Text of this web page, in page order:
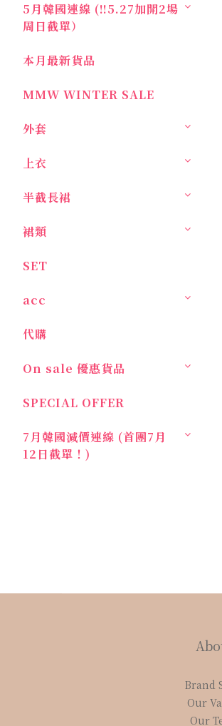
5月韓國連線 (‼️5.27加開2場
周日截單）
本月最新貨品
MMW WINTER SALE
外套
上衣
半截長裙
裙類
SET
acc
代購
On sale 優惠貨品
SPECIAL OFFER
7月韓國減價連線 (首團7月
12日截單！)
Brand
Our
Our